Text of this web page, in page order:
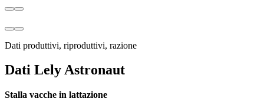
Dati produttivi, riproduttivi, razione
Dati Lely Astronaut
Stalla vacche in lattazione